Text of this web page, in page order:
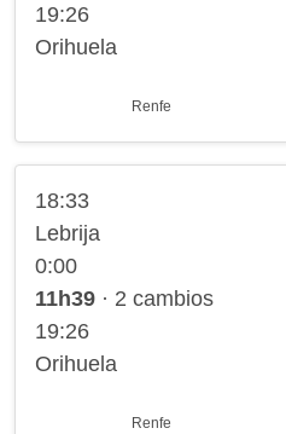
19:26
Orihuela
Renfe
18:33
Lebrija
0:00
11h39 · 2 cambios
19:26
Orihuela
Renfe